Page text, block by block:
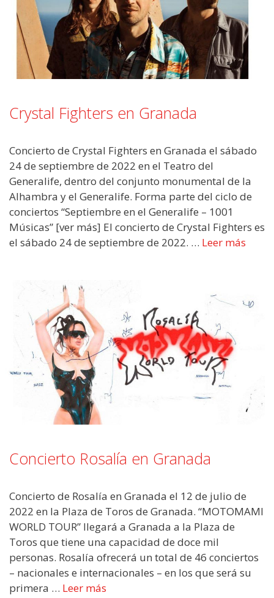
Crystal Fighters en Granada
Concierto de Crystal Fighters en Granada el sábado
24 de septiembre de 2022 en el Teatro del
Generalife, dentro del conjunto monumental de la
Alhambra y el Generalife. Forma parte del ciclo de
conciertos “Septiembre en el Generalife – 1001
Músicas” [ver más] El concierto de Crystal Fighters es
el sábado 24 de septiembre de 2022. … Leer más
Concierto Rosalía en Granada
Concierto de Rosalía en Granada el 12 de julio de
2022 en la Plaza de Toros de Granada. “MOTOMAMI
WORLD TOUR” llegará a Granada a la Plaza de
Toros que tiene una capacidad de doce mil
personas. Rosalía ofrecerá un total de 46 conciertos
– nacionales e internacionales – en los que será su
primera … Leer más